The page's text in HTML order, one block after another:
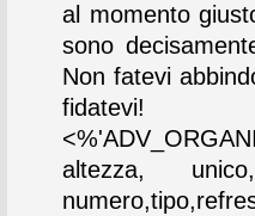
al momento
sono
Non fatevi
fidatevi!
altezza,